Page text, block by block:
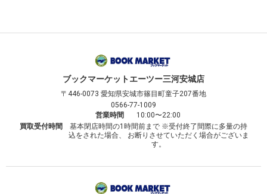
ブックマーケットエーツー三河安城店
〒446-0073 愛知県安城市篠目町童子207番地
0566-77-1009
営業時間
10:00〜22:00
買取受付時間
基本閉店時間の1時間前まで ※受付終了間際に多量の持
込をされた場合、 お断りさせていただく場合がございま
す。